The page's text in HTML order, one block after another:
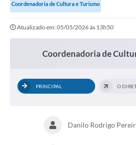
Coordenadoria de Cultura e Turismo
Atualizado em: 05/05/2026 às 13h50
Coordenadoria de
PRINCIPAL O
Danilo Rodrigo